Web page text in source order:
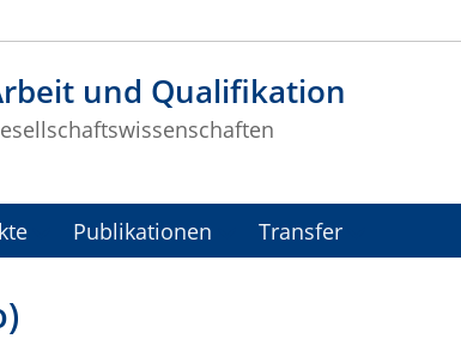
und Qualifikation
Publikationen Transfer